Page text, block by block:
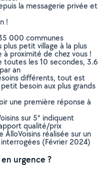
la messagerie privée et
!
000 communes
plus petit village à la plus
à proximité de chez vous !
les 10 secondes, 3.6
an
différents, tout est
besoin aux plus grands
une première réponse à
sur 5* indiquent
qualité/prix
AlloVoisins réalisée sur un
(Février 2024)
urgence ?